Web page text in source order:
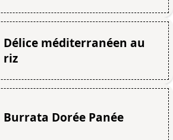
Délice méditerranéen au
riz
Burrata Dorée Panée